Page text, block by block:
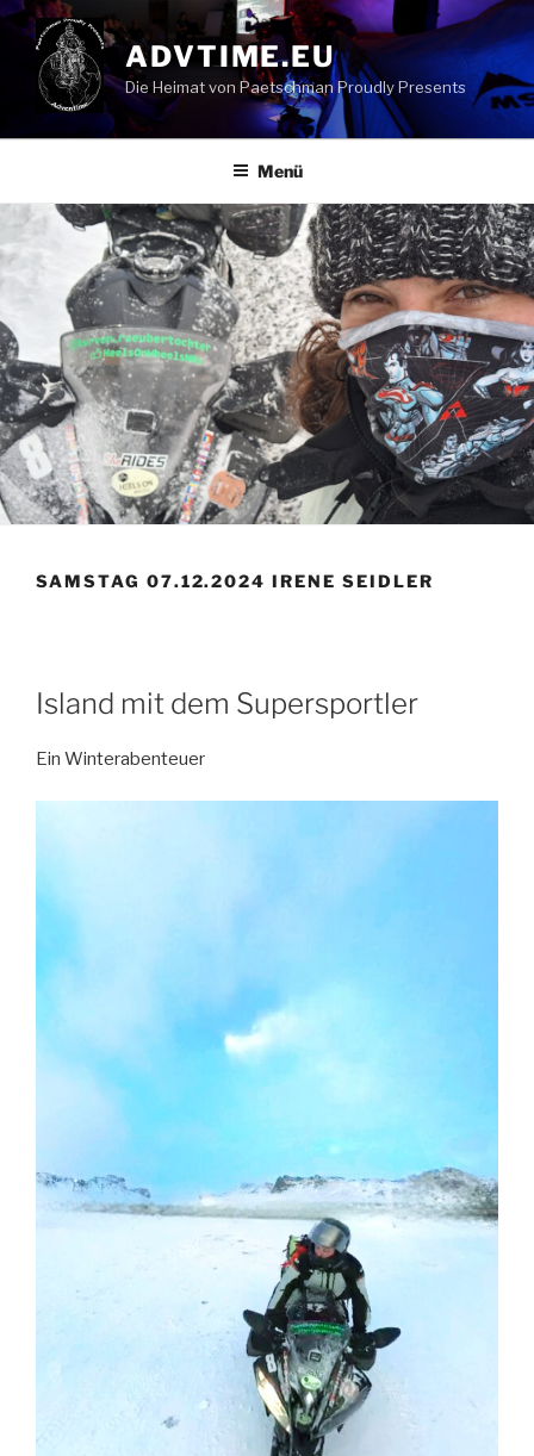
Zum
Inhalt
springen
ADVTIME.EU
Die Heimat von Paetschman Proudly Presents
Menü
SAMSTAG 07.12.2024 IRENE SEIDLER
Island mit dem Supersportler
Ein Winterabenteuer